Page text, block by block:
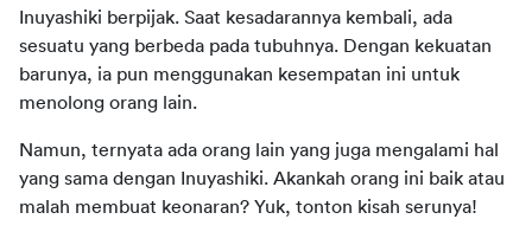
Inuyashiki berpijak. Saat kesadarannya kembali, ada
sesuatu yang berbeda pada tubuhnya. Dengan kekuatan
barunya, ia pun menggunakan kesempatan ini untuk
menolong orang lain.
Namun, ternyata ada orang lain yang juga mengalami hal
yang sama dengan Inuyashiki. Akankah orang ini baik atau
malah membuat keonaran? Yuk, tonton kisah serunya!